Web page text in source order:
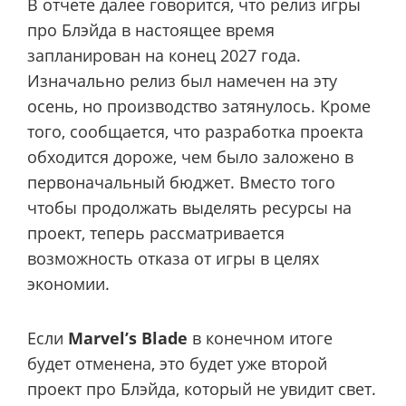
В отчете далее говорится, что релиз игры
про Блэйда в настоящее время
запланирован на конец 2027 года.
Изначально релиз был намечен на эту
осень, но производство затянулось. Кроме
того, сообщается, что разработка проекта
обходится дороже, чем было заложено в
первоначальный бюджет. Вместо того
чтобы продолжать выделять ресурсы на
проект, теперь рассматривается
возможность отказа от игры в целях
экономии.
Если Marvel’s Blade в конечном итоге
будет отменена, это будет уже второй
проект про Блэйда, который не увидит свет.